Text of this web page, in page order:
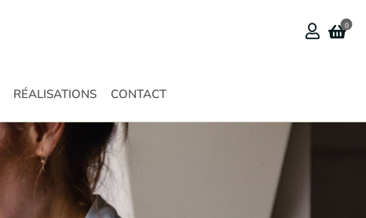
RÉALISATIONS CONTACT
0